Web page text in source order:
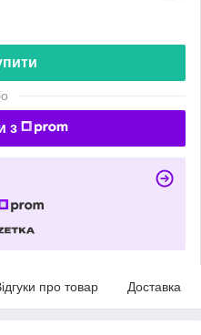
з
про товар Доставка